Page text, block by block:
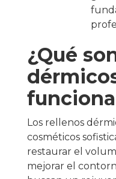
¿Qué
Los rellenos
cosméticos
restaurar el
mejorar el